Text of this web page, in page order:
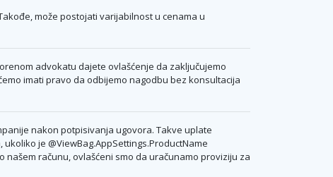
može postojati varijabilnost u cenama u
advokatu dajete ovlašćenje da zaključujemo
imati pravo da odbijemo nagodbu bez konsultacija
nakon potpisivanja ugovora. Takve uplate
je @ViewBag.AppSettings.ProductName
računu, ovlašćeni smo da uračunamo proviziju za